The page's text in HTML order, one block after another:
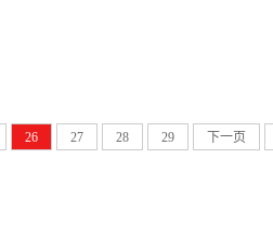
26 27 28 29 下一页